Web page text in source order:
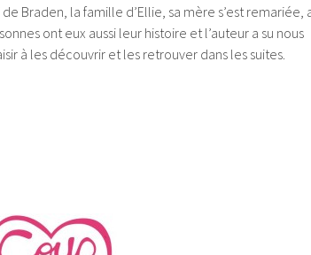
Braden, la famille d’Ellie, sa mère s’est remariée,
ont eux aussi leur histoire et l’auteur a su nous
à les découvrir et les retrouver dans les suites.